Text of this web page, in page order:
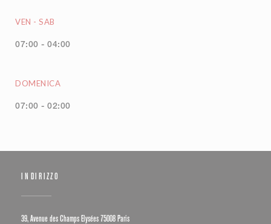
VEN - SAB
07:00 - 04:00
DOMENICA
07:00 - 02:00
INDIRIZZO
39, Avenue des Champs Elysées 75008 Paris((apre una nuova finestra))